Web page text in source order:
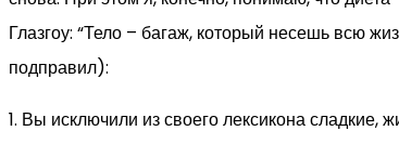
Глазгоу: “Тело – багаж, который несешь всю
подправил):
1. Вы исключили из своего лексикона сладкие,